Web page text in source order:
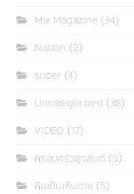
Mix Magazine (34)
Nation (2)
slider (4)
Uncategorized (38)
VIDEO (17)
ครอบครัวสุขสันต์ (5)
คิดเป็นเห็นต่าง (5)